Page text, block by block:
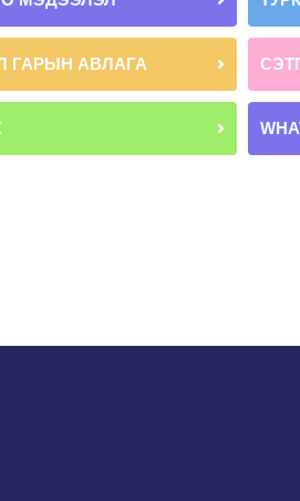
ГАРЫН АВЛАГА